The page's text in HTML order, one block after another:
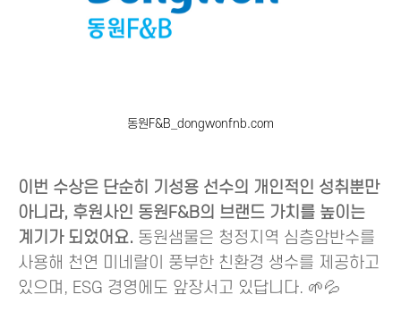
동원F&B_dongwonfnb.com
이번 수상은 단순히 기성용 선수의 개인적인 성취뿐만
아니라, 후원사인 동원F&B의 브랜드 가치를 높이는
계기가 되었어요. 동원샘물은 청정지역 심층암반수를
사용해 천연 미네랄이 풍부한 친환경 생수를 제공하고
있으며, ESG 경영에도 앞장서고 있답니다. 🌱💦